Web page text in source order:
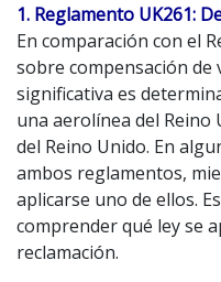
1. Reglamento UK261:
En comparación con el
sobre compensación de
significativa es
una aerolínea del Reino
del Reino Unido. En
ambos reglamentos,
aplicarse uno de ellos.
comprender qué ley se
reclamación.